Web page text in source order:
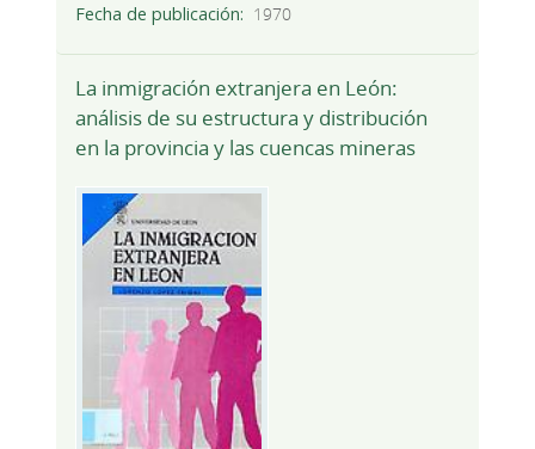
Fecha de publicación
1970
La inmigración extranjera en León:
análisis de su estructura y distribución
en la provincia y las cuencas mineras